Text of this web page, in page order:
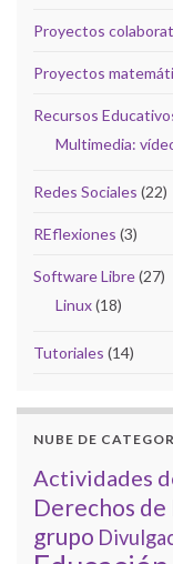
Proyectos
Proyectos
Recursos
Multimedia:
Redes Sociales (22)
REflexiones (3)
Software Libre(27)
Linux(18)
Tutoriales (14)
NUBE DE
Actividades
Derechos
grupo